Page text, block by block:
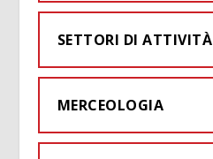
SETTORI DI ATTIVITÀ
MERCEOLOGIA